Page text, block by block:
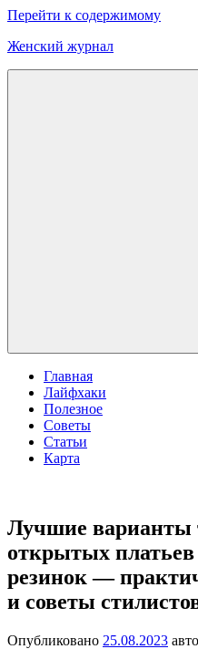
Перейти к содержимому
Женский журнал
Главная
Лайфхаки
Полезное
Советы
Статьи
Карта
Лучшие варианты
открытых платьев
резинок —
и советы
Опубликовано 25.08.2023